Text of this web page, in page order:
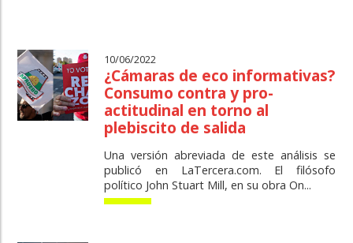
10/06/2022
¿Cámaras de eco informativas?
Consumo contra y pro-
actitudinal en torno al
plebiscito de salida
Una versión abreviada de este análisis se
publicó en LaTercera.com. El filósofo
político John Stuart Mill, en su obra On...